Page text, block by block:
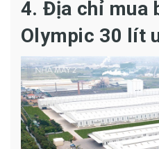
4. Địa chỉ mua
Olympic 30 lít